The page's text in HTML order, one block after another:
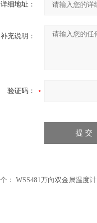
详细地址：
补充说明：
验证码：
： WSS481万向双金属温度计